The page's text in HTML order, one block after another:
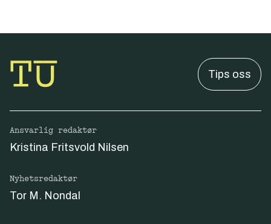
Tips oss
Ansvarlig redaktør
Kristina Fritsvold Nilsen
Nyhetsredaktør
Tor M. Nondal